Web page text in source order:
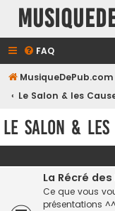
FAQ
MusiqueDePub.com
Le Salon & les
Le Salon & les
La Récré
Ce que vous
présentations ^^